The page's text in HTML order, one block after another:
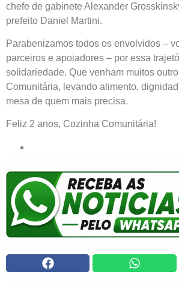
chefe de gabinete Alexander
prefeito Daniel Martini.
Parabenizamos todos os envolvidos –
parceiros e apoiadores – por essa
solidariedade. Que venham muitos
Comunitária, levando alimento,
mesa de quem mais precisa.
Feliz 2 anos, Cozinha Comunitária!